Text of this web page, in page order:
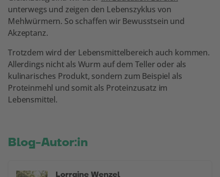
unterwegs und zeigen den Lebenszyklus von
Mehlwürmern. So schaffen wir Bewusstsein und
Akzeptanz.
Trotzdem wird der Lebensmittelbereich auch kommen.
Allerdings nicht als Wurm auf dem Teller oder als
kulinarisches Produkt, sondern zum Beispiel als
Proteinmehl und somit als Proteinzusatz im
Lebensmittel.
Blog-Autor:in
Lorraine Wenzel